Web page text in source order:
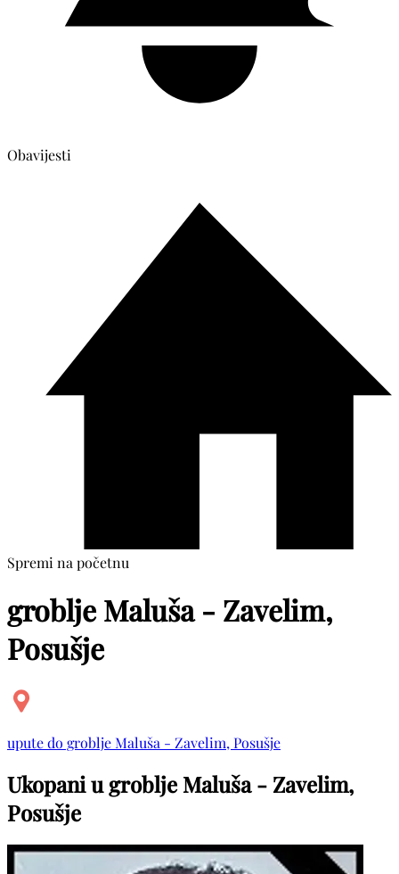
Obavijesti
Spremi na početnu
groblje Maluša - Zavelim,
Posušje
upute do groblje Maluša - Zavelim, Posušje
Ukopani u groblje Maluša - Zavelim,
Posušje